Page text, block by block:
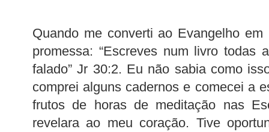
Quando me converti ao Evangelho
promessa: “Escreves num livro todas
falado” Jr 30:2. Eu não sabia como
comprei alguns cadernos e comecei a
frutos de horas de meditação nas
revelara ao meu coração. Tive